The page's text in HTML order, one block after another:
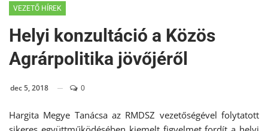
VEZETŐ HÍREK
Helyi konzultáció a Közös
Agrárpolitika jövőjéről
dec 5, 2018 0
Hargita Megye Tanácsa az RMDSZ vezetőségével folytatott